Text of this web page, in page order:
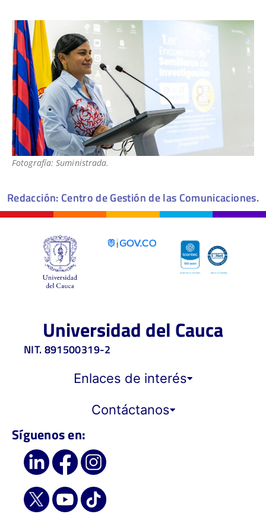
Fotografía: Suministrada.
Redacción: Centro de Gestión de las Comunicaciones.
Universidad del Cauca
NIT. 891500319-2
Enlaces de interés
Contáctanos
Síguenos en: